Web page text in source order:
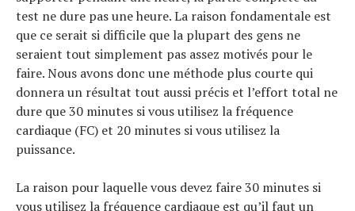
test ne dure pas une heure. La raison fondamentale est
que ce serait si difficile que la plupart des gens ne
seraient tout simplement pas assez motivés pour le
faire. Nous avons donc une méthode plus courte qui
donnera un résultat tout aussi précis et l’effort total ne
dure que 30 minutes si vous utilisez la fréquence
cardiaque (FC) et 20 minutes si vous utilisez la
puissance.
La raison pour laquelle vous devez faire 30 minutes si
vous utilisez la fréquence cardiaque est qu’il faut un